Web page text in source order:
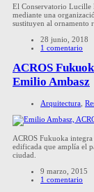
El Conservatorio Lucille
mediante una
sustituyen al ornamento
28 junio, 2018
1 comentario
ACROS
Emilio Ambasz
Arquitectura
ACROS Fukuoka
edificada que amplía el
ciudad.
9 marzo, 2015
1 comentario